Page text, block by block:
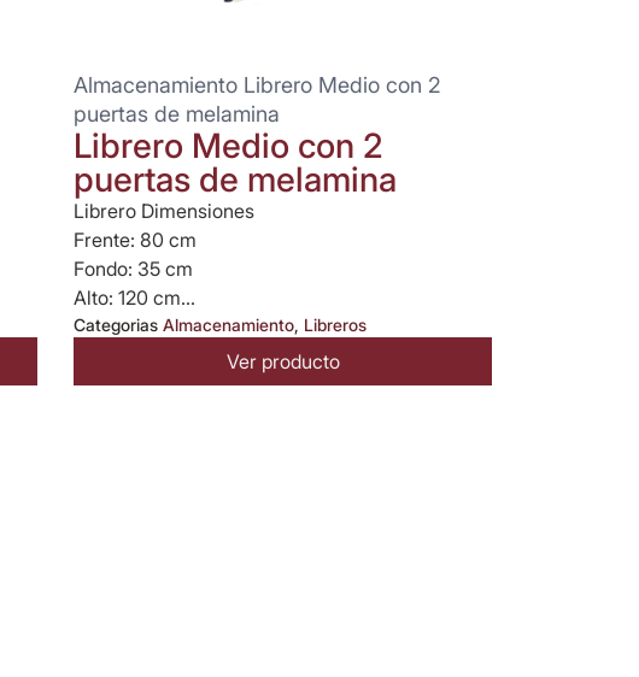
Almacenamiento Librero Medio con 2
puertas de melamina
Librero Medio con 2
puertas de melamina
Librero Dimensiones
Frente: 80 cm
Fondo: 35 cm
Alto: 120 cm...
Categorias Almacenamiento, Libreros
Ver producto